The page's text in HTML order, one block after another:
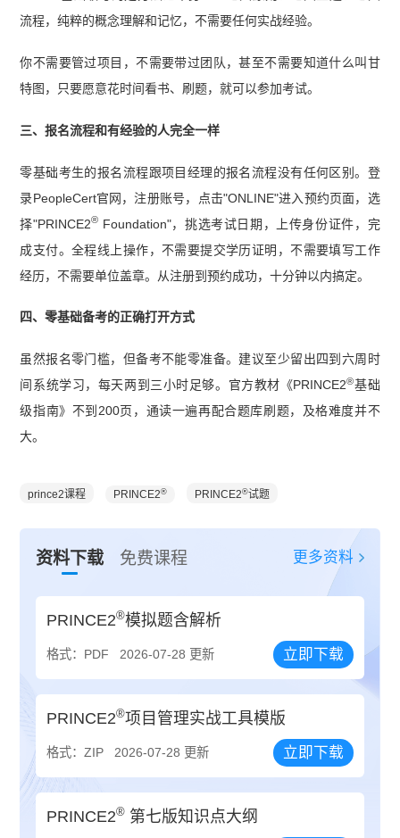
流程，纯粹的概念理解和记忆，不需要任何实战经验。
你不需要管过项目，不需要带过团队，甚至不需要知道什么叫甘
特图，只要愿意花时间看书、刷题，就可以参加考试。
三、报名流程和有经验的人完全一样
零基础考生的报名流程跟项目经理的报名流程没有任何区别。登
录PeopleCert官网，注册账号，点击"ONLINE"进入预约页面，选
择"PRINCE2® Foundation"，挑选考试日期，上传身份证件，完
成支付。全程线上操作，不需要提交学历证明，不需要填写工作
经历，不需要单位盖章。从注册到预约成功，十分钟以内搞定。
四、零基础备考的正确打开方式
虽然报名零门槛，但备考不能零准备。建议至少留出四到六周时
间系统学习，每天两到三小时足够。官方教材《PRINCE2®基础
级指南》不到200页，通读一遍再配合题库刷题，及格难度并不
大。
prince2课程 PRINCE2® PRINCE2®试题
资料下载 免费课程 更多资料
PRINCE2®模拟题含解析
格式：PDF 2026-07-28 更新 立即下载
PRINCE2®项目管理实战工具模版
格式：ZIP 2026-07-28 更新 立即下载
PRINCE2® 第七版知识点大纲